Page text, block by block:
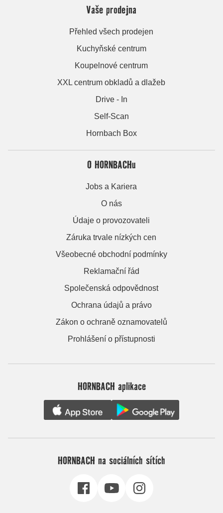
Vaše prodejna
Přehled všech prodejen
Kuchyňské centrum
Koupelnové centrum
XXL centrum obkladů a dlažeb
Drive - In
Self-Scan
Hornbach Box
O HORNBACHu
Jobs a Kariera
O nás
Údaje o provozovateli
Záruka trvale nízkých cen
Všeobecné obchodní podmínky
Reklamační řád
Společenská odpovědnost
Ochrana údajů a právo
Zákon o ochraně oznamovatelů
Prohlášení o přístupnosti
HORNBACH aplikace
HORNBACH na sociálních sítích